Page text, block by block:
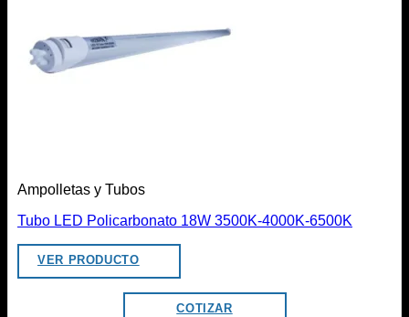
Ampolletas y Tubos
Tubo LED Policarbonato 18W 3500K-4000K-6500K
VER PRODUCTO
COTIZAR